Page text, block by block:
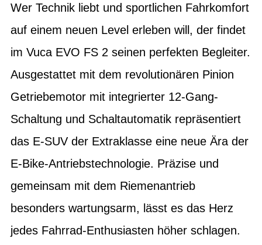
Wer Technik liebt und sportlichen Fahrkomfort
auf einem neuen Level erleben will, der findet
im Vuca EVO FS 2 seinen perfekten Begleiter.
Ausgestattet mit dem revolutionären Pinion
Getriebemotor mit integrierter 12-Gang-
Schaltung und Schaltautomatik repräsentiert
das E-SUV der Extraklasse eine neue Ära der
E-Bike-Antriebstechnologie. Präzise und
gemeinsam mit dem Riemenantrieb
besonders wartungsarm, lässt es das Herz
jedes Fahrrad-Enthusiasten höher schlagen.